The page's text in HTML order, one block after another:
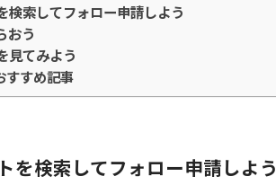
検索してフォロー申請しよう
おう
見てみよう
すめ記事
を検索してフォロー申請しよう